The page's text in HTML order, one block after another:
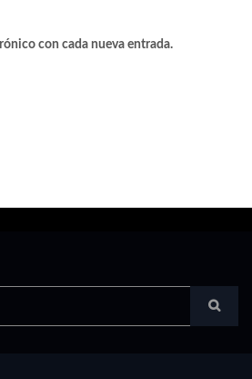
con cada nueva entrada.